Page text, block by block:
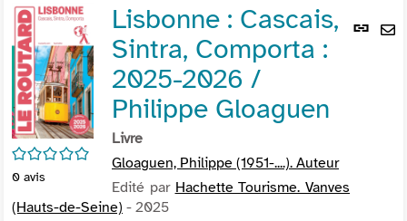
Lien
/5
0 avis
Lisbonne : Cascais,
Sintra, Comporta :
2025-2026 /
Philippe Gloaguen
Livre
Gloaguen, Philippe (1951-....). Auteur
Edité par Hachette Tourisme. Vanves
(Hauts-de-Seine) - 2025